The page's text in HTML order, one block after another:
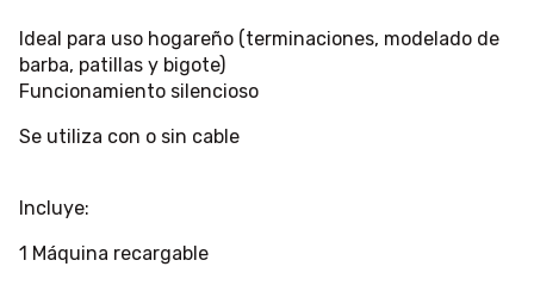
Ideal para uso hogareño (terminaciones, modelado de
barba, patillas y bigote)
Funcionamiento silencioso
Se utiliza con o sin cable
Incluye:
1 Máquina recargable